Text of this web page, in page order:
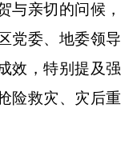
与亲切的问候，
党委、地委领导
效，特别提及强
险救灾、灾后重